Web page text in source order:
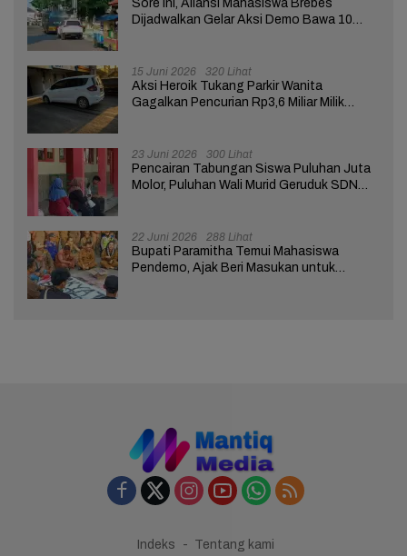
Sore Ini, Aliansi Mahasiswa Brebes
Dijadwalkan Gelar Aksi Demo Bawa 10
15 Juni 2026 320 Lihat
Aksi Heroik Tukang Parkir Wanita
Gagalkan Pencurian Rp3,6 Miliar Milik
23 Juni 2026 300 Lihat
Pencairan Tabungan Siswa Puluhan Juta
Molor, Puluhan Wali Murid Geruduk SDN
22 Juni 2026 288 Lihat
Bupati Paramitha Temui Mahasiswa
Pendemo, Ajak Beri Masukan untuk
Indeks
Tentang kami